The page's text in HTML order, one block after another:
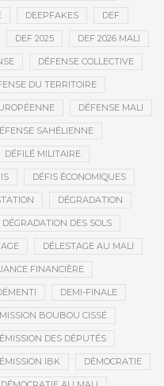
DEEPFAKES DEF
DEF 2025 DEF 2026 MALI
DÉFENSE COLLECTIVE
DU TERRITOIRE
DÉFENSE MALI
SAHÉLIENNE
DÉFILÉ MILITAIRE
DÉFIS ÉCONOMIQUES
DÉGRADATION
DÉGRADATION DES SOLS
DÉLESTAGE AU MALI
FINANCIÈRE
DEMI-FINALE
BOUBOU CISSÉ
DES DÉPUTÉS
IBK DÉMOCRATIE